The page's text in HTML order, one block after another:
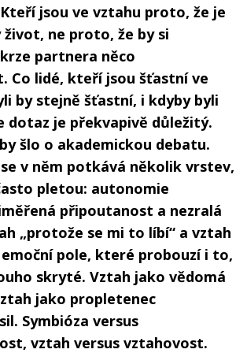
jsou ve vztahu proto, že je
život, ne proto, že by si
partnera něco
Co lidé, kteří jsou šťastní ve
by stejně šťastní, i kdyby byli
dotaz je překvapivě důležitý.
šlo o akademickou debatu.
v něm potkává několik vrstev,
pletou: autonomie
připoutanost a nezralá
„protože se mi to líbí“ a vztah
pole, které probouzí i to,
skryté. Vztah jako vědomá
jako propletenec
Symbióza versus
vztah versus vztahovost.